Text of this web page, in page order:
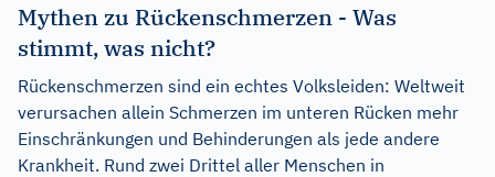
Mythen zu Rückenschmerzen - Was
stimmt, was nicht?
Rückenschmerzen sind ein echtes Volksleiden: Weltweit
verursachen allein Schmerzen im unteren Rücken mehr
Einschränkungen und Behinderungen als jede andere
Krankheit. Rund zwei Drittel aller Menschen in